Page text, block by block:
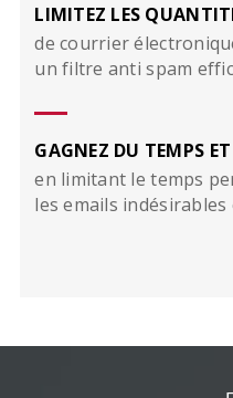
LIMITEZ LES
de courrier
un filtre anti spam
GAGNEZ DU TEMPS
en limitant le temps
les emails